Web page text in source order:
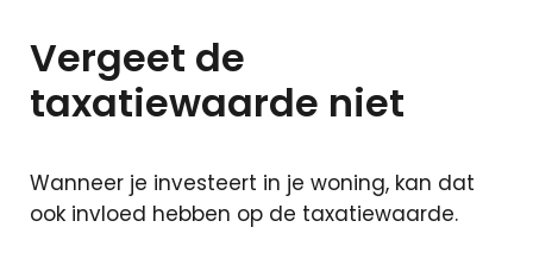
Vergeet de
taxatiewaarde niet
Wanneer je investeert in je woning, kan dat
ook invloed hebben op de taxatiewaarde.